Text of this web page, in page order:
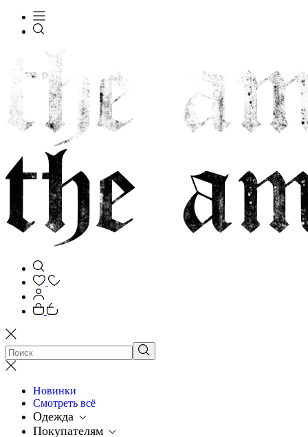
Новинки
Смотреть всё
Одежда
Покупателям